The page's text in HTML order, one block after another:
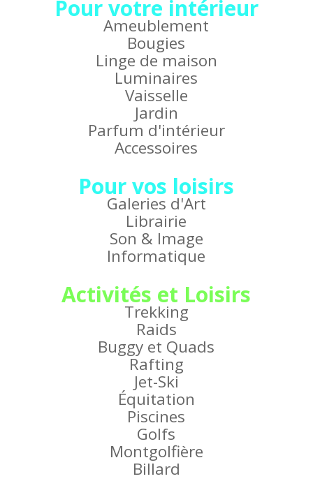
Pour votre intérieur
Ameublement
Bougies
Linge de maison
Luminaires
Vaisselle
Jardin
Parfum d'intérieur
Accessoires
Pour vos loisirs
Galeries d'Art
Librairie
Son & Image
Informatique
Activités et Loisirs
Trekking
Raids
Buggy et Quads
Rafting
Jet-Ski
Équitation
Piscines
Golfs
Montgolfière
Billard